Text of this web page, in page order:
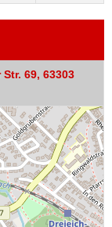
69, 63303